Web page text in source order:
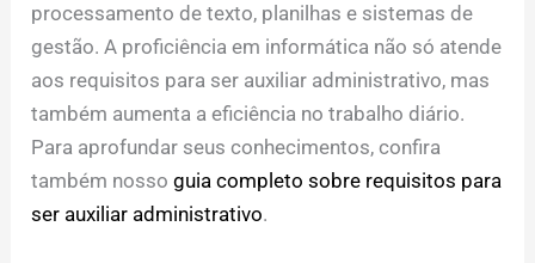
processamento de texto, planilhas e sistemas de
gestão. A proficiência em informática não só atende
aos requisitos para ser auxiliar administrativo, mas
também aumenta a eficiência no trabalho diário.
Para aprofundar seus conhecimentos, confira
também nossoguia completo sobre requisitos para
ser auxiliar administrativo.